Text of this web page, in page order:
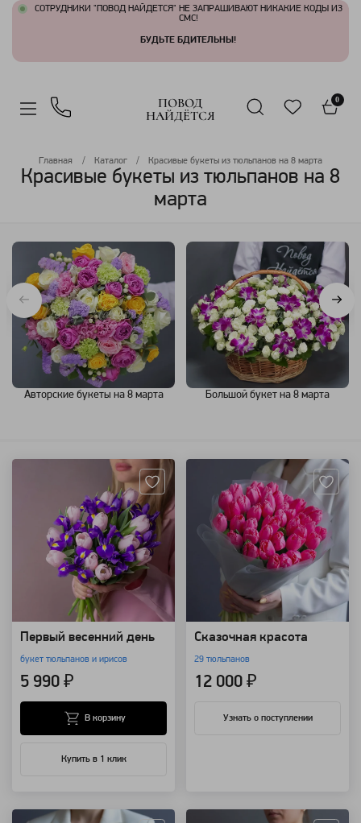
СОТРУДНИКИ "ПОВОД НАЙДЕТСЯ" НЕ ЗАПРАШИВАЮТ НИКАКИЕ КОДЫ ИЗ
СМС!
БУДЬТЕ БДИТЕЛЬНЫ!
ПОВОД
НАЙДЁТСЯ
0
Главная Каталог Красивые букеты из тюльпанов на 8 марта
Красивые букеты из тюльпанов на 8
марта
Авторские букеты на 8 марта Большой букет на 8 марта
Первый весенний день
букет тюльпанов и ирисов
5 990 ₽
Купить в 1 клик
В корзину
Сказочная красота
29 тюльпанов
12 000 ₽
Узнать о поступлении